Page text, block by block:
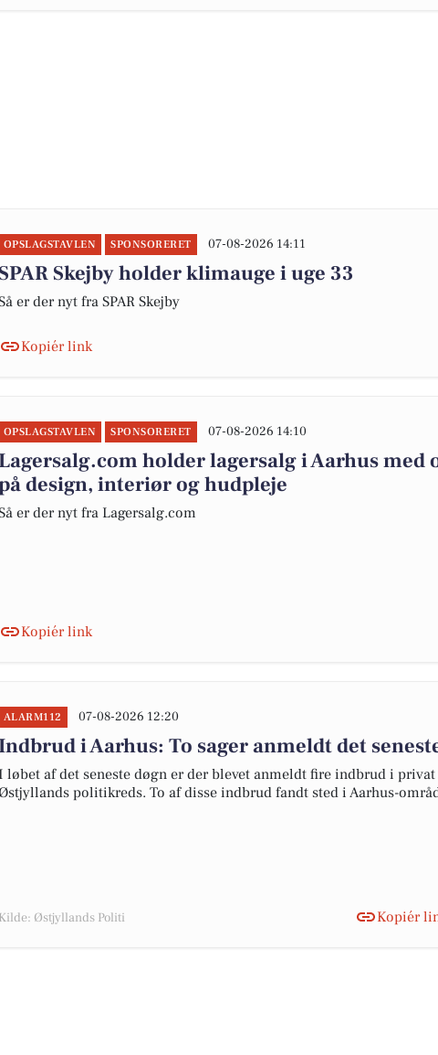
OPSLAGSTAVLEN SPONSORERET 07-08-2026 14:11
Skejby holder klimauge i uge 33
er der nyt fra SPAR Skejby
Kopiér link
OPSLAGSTAVLEN SPONSORERET 07-08-2026 14:10
holder lagersalg i Aarhus med
design, interiør og hudpleje
er der nyt fra Lagersalg.com
Kopiér link
ALARM112 07-08-2026 12:20
i Aarhus: To sager anmeldt det
I løbet af det seneste døgn er der blevet anmeldt fire indbrud i
Østjyllands politikreds. To af disse indbrud fandt sted i Aarhus-
Kilde: Østjyllands Politi Kopiér